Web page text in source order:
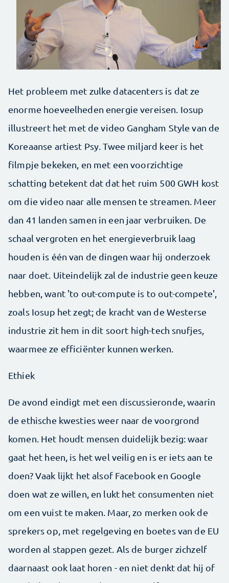
Het probleem met zulke datacenters is dat ze
enorme hoeveelheden energie vereisen. Iosup
illustreert het met de video Gangham Style van de
Koreaanse artiest Psy. Twee miljard keer is het
filmpje bekeken, en met een voorzichtige
schatting betekent dat dat het ruim 500 GWH kost
om die video naar alle mensen te streamen. Meer
dan 41 landen samen in een jaar verbruiken. De
schaal vergroten en het energieverbruik laag
houden is één van de dingen waar hij onderzoek
naar doet. Uiteindelijk zal de industrie geen keuze
hebben, want 'to out-compute is to out-compete',
zoals Iosup het zegt; de kracht van de Westerse
industrie zit hem in dit soort high-tech snufjes,
waarmee ze efficiënter kunnen werken.
Ethiek
De avond eindigt met een discussieronde, waarin
de ethische kwesties weer naar de voorgrond
komen. Het houdt mensen duidelijk bezig: waar
gaat het heen, is het wel veilig en is er iets aan te
doen? Vaak lijkt het alsof Facebook en Google
doen wat ze willen, en lukt het consumenten niet
om een vuist te maken. Maar, zo merken ook de
sprekers op, met regelgeving en boetes van de EU
worden al stappen gezet. Als de burger zichzelf
daarnaast ook laat horen - en niet denkt dat hij of